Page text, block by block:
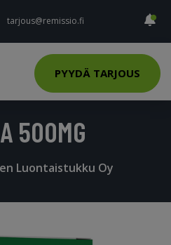
tarjous@remissio.fi
PYYDÄ TARJOUS
500MG
Luontaistukku Oy